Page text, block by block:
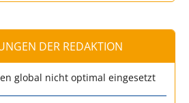
DER REDAKTION
global nicht optimal eingesetzt